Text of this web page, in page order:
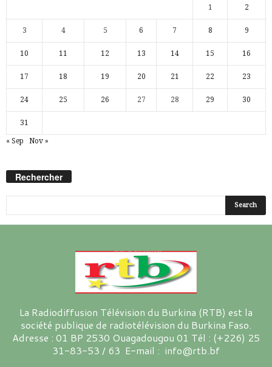
1 2
3 4 5 6 7 8 9
10 11 12 13 14 15 16
17 18 19 20 21 22 23
24 25 26 27 28 29 30
31
« Sep Nov »
Rechercher
La Radiodiffusion Télévision du Burkina (RTB) est la
société publique de radiotélévision du Burkina Faso.
Adresse : 01 BP 2530 Ouagadougou 01 Tél : (+226) 25
31-83-53 / 63 E-mail : info@rtb.bf